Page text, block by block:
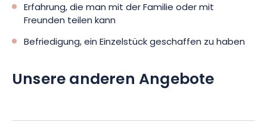
Erfahrung, die man mit der Familie oder mit
Freunden teilen kann
Befriedigung, ein Einzelstück geschaffen zu haben
Unsere anderen Angebote